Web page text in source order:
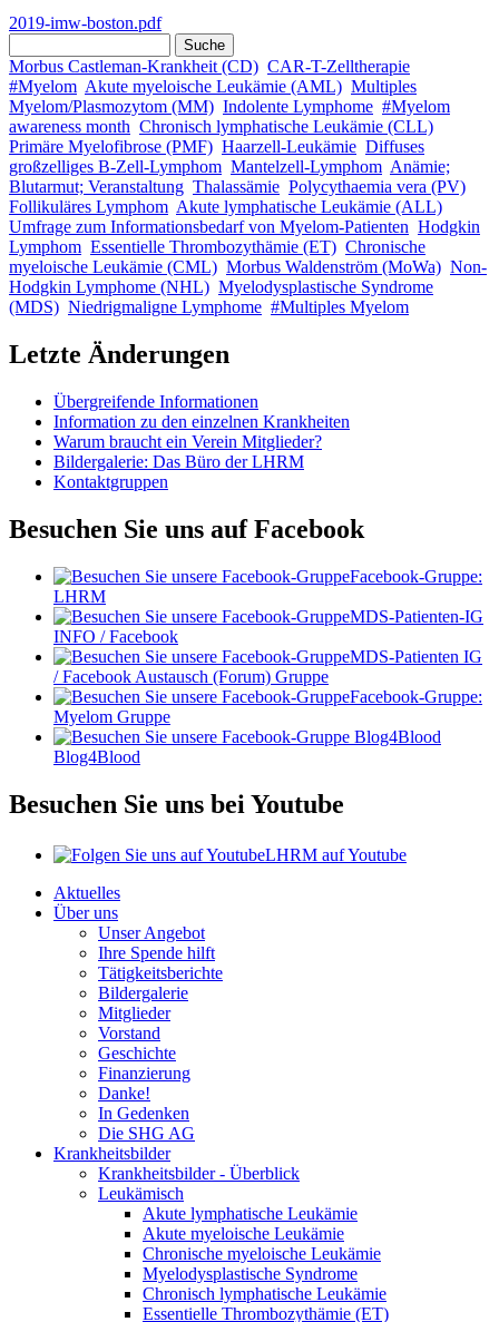
2019-imw-boston.pdf
Suchformular
Morbus Castleman-Krankheit (CD) CAR-T-Zelltherapie
#Myelom Akute myeloische Leukämie (AML) Multiples
Myelom/Plasmozytom (MM) Indolente Lymphome #Myelom
awareness month Chronisch lymphatische Leukämie (CLL)
Primäre Myelofibrose (PMF) Haarzell-Leukämie Diffuses
großzelliges B-Zell-Lymphom Mantelzell-Lymphom Anämie;
Blutarmut; Veranstaltung Thalassämie Polycythaemia vera (PV)
Follikuläres Lymphom Akute lymphatische Leukämie (ALL)
Umfrage zum Informationsbedarf von Myelom-Patienten Hodgkin
Lymphom Essentielle Thrombozythämie (ET) Chronische
myeloische Leukämie (CML) Morbus Waldenström (MoWa) Non-
Hodgkin Lymphome (NHL) Myelodysplastische Syndrome
(MDS) Niedrigmaligne Lymphome #Multiples Myelom
Letzte Änderungen
Übergreifende Informationen
Information zu den einzelnen Krankheiten
Warum braucht ein Verein Mitglieder?
Bildergalerie: Das Büro der LHRM
Kontaktgruppen
Besuchen Sie uns auf Facebook
Facebook-Gruppe:
LHRM
MDS-Patienten-IG
INFO / Facebook
MDS-Patienten IG
/ Facebook Austausch (Forum) Gruppe
Facebook-Gruppe:
Myelom Gruppe
Blog4Blood
Besuchen Sie uns bei Youtube
LHRM auf Youtube
Aktuelles
Über uns
Unser Angebot
Ihre Spende hilft
Tätigkeitsberichte
Bildergalerie
Mitglieder
Vorstand
Geschichte
Finanzierung
Danke!
In Gedenken
Die SHG AG
Krankheitsbilder
Krankheitsbilder - Überblick
Leukämisch
Akute lymphatische Leukämie
Akute myeloische Leukämie
Chronische myeloische Leukämie
Myelodysplastische Syndrome
Chronisch lymphatische Leukämie
Essentielle Thrombozythämie (ET)